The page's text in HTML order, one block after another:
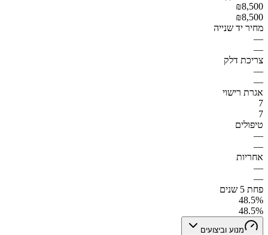
₪8,500
₪8,500
מחיר יד שנייה
—
—
צריכת דלק
—
—
אגרת רישוי
7
7
טיפולים
—
—
אחריות
—
—
פחת 5 שנים
48.5%
48.5%
מנוע וביצועים